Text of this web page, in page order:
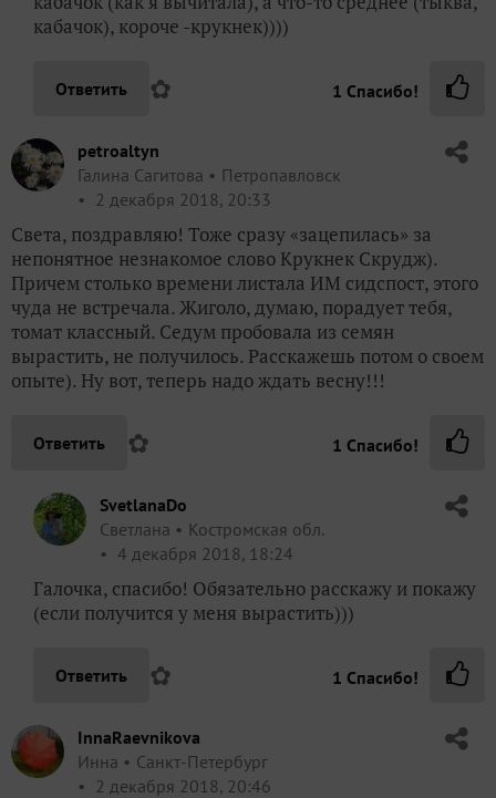
кабачок), короче -крукнек))))
Ответить ✿ 1 Спасибо!
petroaltyn
Галина Сагитова
Петропавловск
2 декабря 2018, 20:33
Света, поздравляю! Тоже сразу «зацепилась» за
непонятное незнакомое слово Крукнек Скрудж).
Причем столько времени листала ИМ сидспост, этого
чуда не встречала. Жиголо, думаю, порадует тебя,
томат классный. Седум пробовала из семян
вырастить, не получилось. Расскажешь потом о своем
опыте). Ну вот, теперь надо ждать весну!!!
Ответить ✿ 1 Спасибо!
SvetlanaDo
Светлана
Костромская обл.
4 декабря 2018, 18:24
Галочка, спасибо! Обязательно расскажу и покажу
(если получится у меня вырастить)))
Ответить ✿ 1 Спасибо!
InnaRaevnikova
Инна
Санкт-Петербург
2 декабря 2018, 20:46